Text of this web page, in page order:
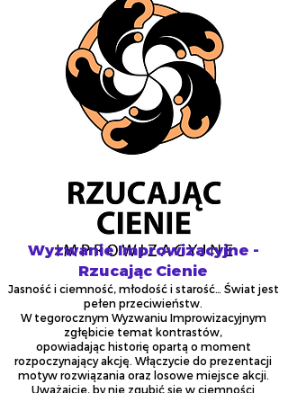
Wyzwanie Improwizacyjne -
Rzucając Cienie
Jasność i ciemność, młodość i starość… Świat jest
pełen przeciwieństw.
W tegorocznym Wyzwaniu Improwizacyjnym
zgłębicie temat kontrastów,
opowiadając historię opartą o moment
rozpoczynający akcję. Włączycie do prezentacji
motyw rozwiązania oraz losowe miejsce akcji.
Uważajcie, by nie zgubić się w ciemności